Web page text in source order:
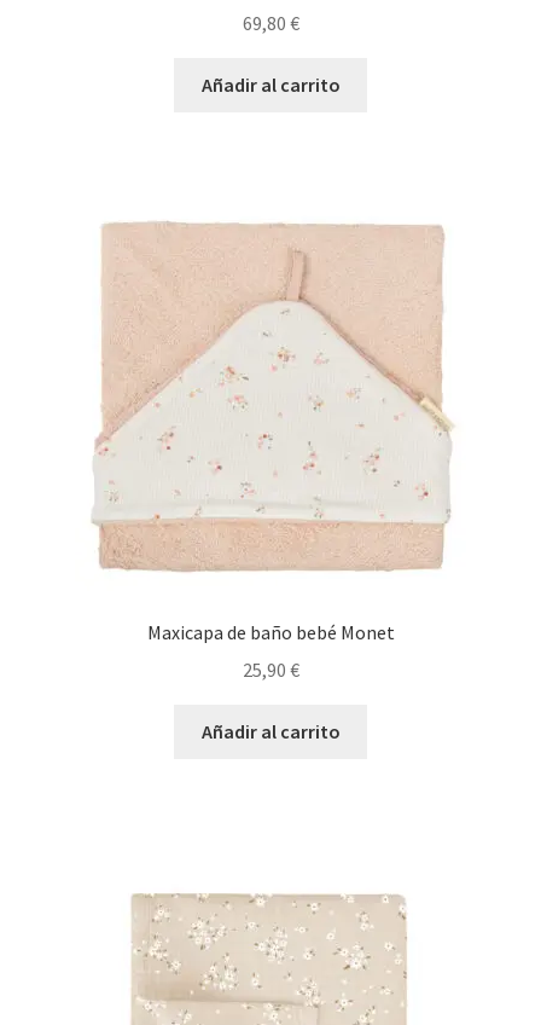
69,80 €
Añadir al carrito
Maxicapa de baño bebé Monet
25,90 €
Añadir al carrito